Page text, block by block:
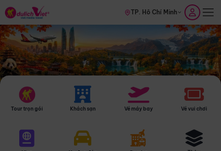
TP. Hồ Chí Minh
Tour trọn gói Khách sạn Vé máy bay Vé vui chơi